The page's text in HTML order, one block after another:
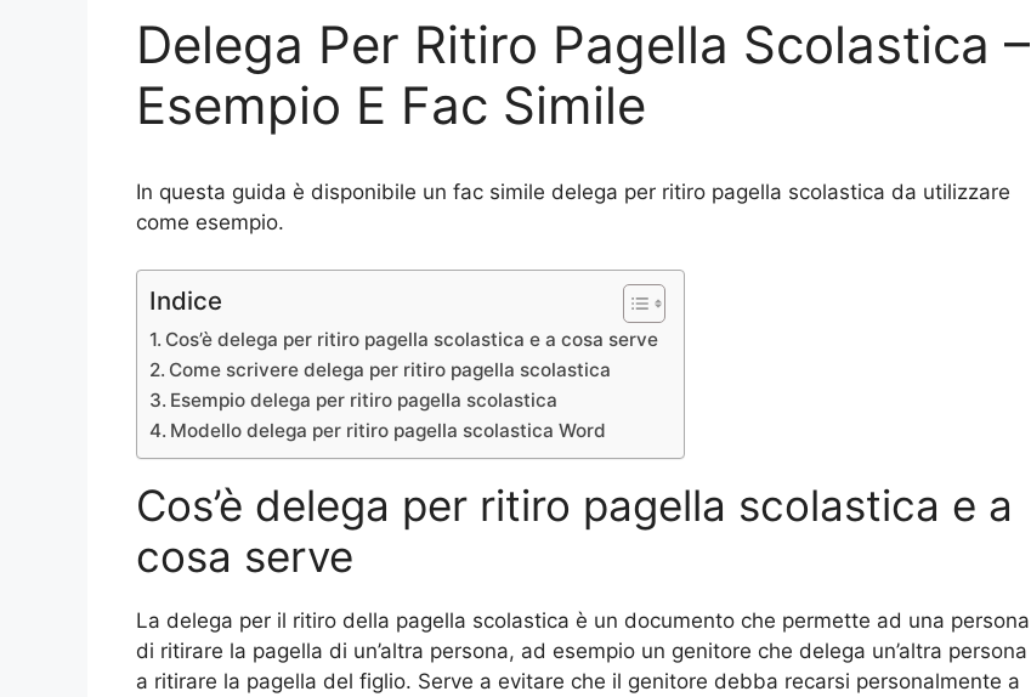
Delega Per Ritiro Pagella Scolastica –
Esempio E Fac Simile
In questa guida è disponibile un fac simile delega per ritiro pagella scolastica da utilizzare
come esempio.
Indice
Cos’è delega per ritiro pagella scolastica e a cosa serve
Come scrivere delega per ritiro pagella scolastica
Esempio delega per ritiro pagella scolastica
Modello delega per ritiro pagella scolastica Word
Cos’è delega per ritiro pagella scolastica e a
cosa serve
La delega per il ritiro della pagella scolastica è un documento che permette ad una persona
di ritirare la pagella di un’altra persona, ad esempio un genitore che delega un’altra persona
a ritirare la pagella del figlio. Serve a evitare che il genitore debba recarsi personalmente a